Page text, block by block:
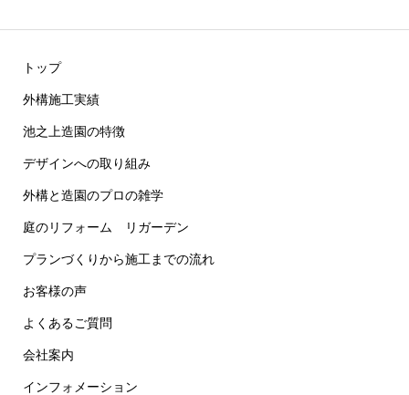
トップ
外構施工実績
池之上造園の特徴
デザインへの取り組み
外構と造園のプロの雑学
庭のリフォーム リガーデン
プランづくりから施工までの流れ
お客様の声
よくあるご質問
会社案内
インフォメーション